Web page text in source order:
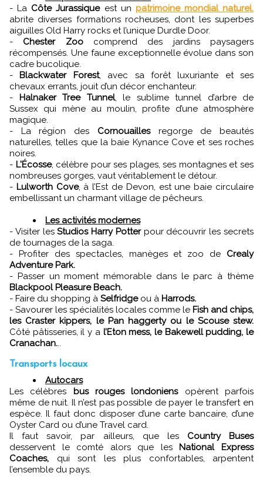
- La Côte Jurassiqueest un patrimoine mondial naturel.
abrite diverses formations rocheuses, dont les superbes
aiguilles Old Harry rocks et l’unique Durdle Door.
- Chester Zoo comprend des jardins paysagers
récompensés. Une faune exceptionnelle évolue dans son
cadre bucolique.
- Blackwater Forest, avec sa forêt luxuriante et ses
chevaux errants, jouit d’un décor enchanteur.
-
Halnaker Tree Tunnel, le sublime tunnel d’arbre de
Sussex qui mène au moulin, profite d’une atmosphère
magique.
- La région des Cornouaillesregorge de beautés
naturelles, telles que la baie Kynance Cove et ses roches
noires.
- L'Écosse, célèbre pour ses plages, ses montagnes et ses
nombreuses gorges, vaut véritablement le détour.
- Lulworth Cove, à l’Est de Devon, est une baie circulaire
embellissant un charmant village de pêcheurs.
Les activités modernes
- Visiter lesStudios Harry Potter pour découvrir les secrets
de tournages de la saga.
- Profiter des spectacles, manèges et zoo de Crealy
Adventure Park.
- Passer un moment mémorable dans le parc à thème
Blackpool Pleasure Beach.
- Faire du shopping à Selfridge ou à Harrods.
- Savourer les spécialités locales comme le Fish and chips,
les Craster kippers, le Pan haggerty ou le Scouse stew.
Côté pâtisseries, il y al’Eton mess, le Bakewell pudding, le
Cranachan...
Transports locaux
Autocars
Les célèbres
bus rouges londoniensopèrent parfois
même de nuit. Il n’est pas possible de payer le transfert en
espèce. Il faut donc disposer d’une carte bancaire, d’une
Oyster Card ou d’une Travel card.
Il faut savoir, par ailleurs, que lesCountry Buses
desservent le comté alors que lesNational Express
Coaches, qui sont les plus confortables, arpentent
l’ensemble du pays.